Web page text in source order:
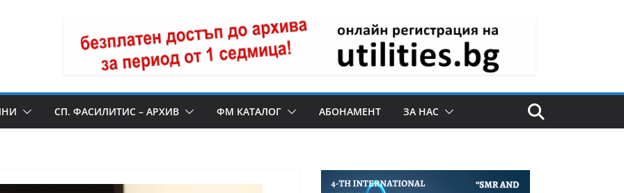
СП. ФАСИЛИТИС – АРХИВ ФМ КАТАЛОГ АБОНАМЕНТ ЗА НАС